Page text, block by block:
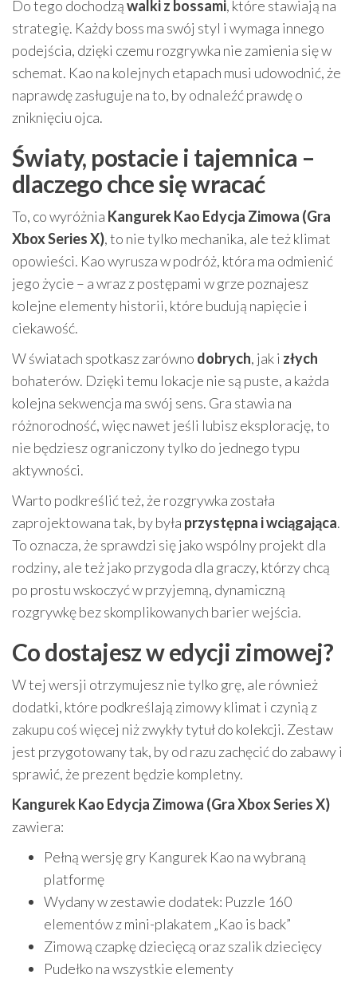
Do tego dochodząwalki z bossami, które stawiają na
strategię. Każdy boss ma swój styl i wymaga innego
podejścia, dzięki czemu rozgrywka nie zamienia się w
schemat. Kao na kolejnych etapach musi udowodnić, że
naprawdę zasługuje na to, by odnaleźć prawdę o
zniknięciu ojca.
Światy, postacie i tajemnica –
dlaczego chce się wracać
To, co wyróżnia Kangurek Kao Edycja Zimowa (Gra
Xbox Series X), to nie tylko mechanika, ale też klimat
opowieści. Kao wyrusza w podróż, która ma odmienić
jego życie – a wraz z postępami w grze poznajesz
kolejne elementy historii, które budują napięcie i
ciekawość.
W światach spotkasz zarówno dobrych, jak i złych
bohaterów. Dzięki temu lokacje nie są puste, a każda
kolejna sekwencja ma swój sens. Gra stawia na
różnorodność, więc nawet jeśli lubisz eksplorację, to
nie będziesz ograniczony tylko do jednego typu
aktywności.
Warto podkreślić też, że rozgrywka została
zaprojektowana tak, by była przystępna i wciągająca.
To oznacza, że sprawdzi się jako wspólny projekt dla
rodziny, ale też jako przygoda dla graczy, którzy chcą
po prostu wskoczyć w przyjemną, dynamiczną
rozgrywkę bez skomplikowanych barier wejścia.
Co dostajesz w edycji zimowej?
W tej wersji otrzymujesz nie tylko grę, ale również
dodatki, które podkreślają zimowy klimat i czynią z
zakupu coś więcej niż zwykły tytuł do kolekcji. Zestaw
jest przygotowany tak, by od razu zachęcić do zabawy i
sprawić, że prezent będzie kompletny.
Kangurek Kao Edycja Zimowa (Gra Xbox Series X)
zawiera:
Pełną wersję gry Kangurek Kao na wybraną
platformę
Wydany w zestawie dodatek: Puzzle 160
elementów z mini-plakatem „Kao is back”
Zimową czapkę dziecięcą oraz szalik dziecięcy
Pudełko na wszystkie elementy